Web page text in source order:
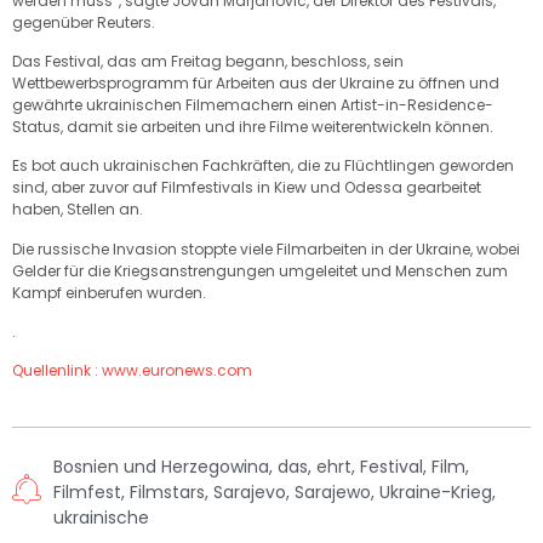
gegenüber Reuters.
Das Festival, das am Freitag begann, beschloss, sein
Wettbewerbsprogramm für Arbeiten aus der Ukraine zu öffnen und
gewährte ukrainischen Filmemachern einen Artist-in-Residence-
Status, damit sie arbeiten und ihre Filme weiterentwickeln können.
Es bot auch ukrainischen Fachkräften, die zu Flüchtlingen geworden
sind, aber zuvor auf Filmfestivals in Kiew und Odessa gearbeitet
haben, Stellen an.
Die russische Invasion stoppte viele Filmarbeiten in der Ukraine, wobei
Gelder für die Kriegsanstrengungen umgeleitet und Menschen zum
Kampf einberufen wurden.
.
Quellenlink : www.euronews.com
Bosnien und Herzegowina, das, ehrt, Festival, Film,
Filmfest, Filmstars, Sarajevo, Sarajewo, Ukraine-Krieg,
ukrainische